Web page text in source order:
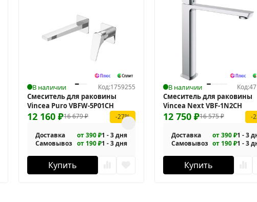
В наличии Код:1759255
Смеситель для раковины
Vincea Puro VBFW-5P01CH
16 679₽
12 160 ₽ -27%
Доставка от 390 ₽1 - 3 дня
Самовывоз от 190 ₽1 - 3 дня
Купить
В наличии Код:
Смеситель для раковины
Vincea Next VBF-1N2CH
16 575₽
12 750 ₽ -
Доставка от 390 ₽1 - 3
Самовывоз от 190 ₽1 - 3
Купить